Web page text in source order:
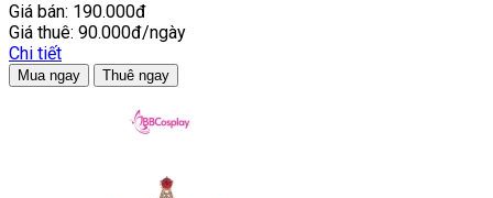
Giá bán: 190.000đ
Giá thuê: 90.000đ/ngày
Chi tiết
Mua ngay Thuê ngay